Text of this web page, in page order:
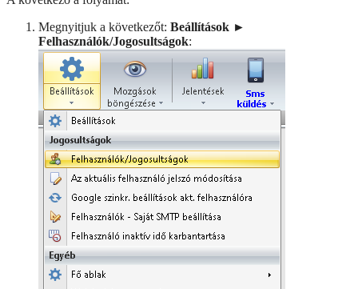
Megnyitjuk a következőt: Beállítások ►
Felhasználók/Jogosultságok: